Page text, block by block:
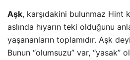
Aşk, karşıdakini bulunmaz Hint
aslında hıyarın teki olduğunu
yaşananların toplamıdır. Aşk
Bunun “olumsuzu” var, “yasak”